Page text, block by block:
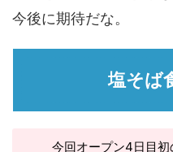
今後に期待だな。
塩そば
今回オープン4日目初